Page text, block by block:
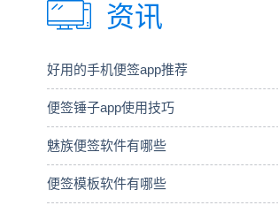
资讯
好用的手机便签app推荐
便签锤子app使用技巧
魅族便签软件有哪些
便签模板软件有哪些